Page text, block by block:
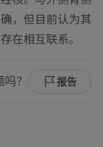
，但目前认为其
在相互联系。
？ 报告